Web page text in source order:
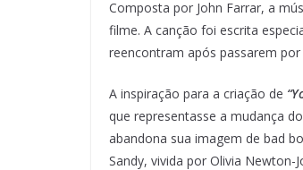
Composta por John Farrar, a
filme. A canção foi escrita
reencontram após passarem
A inspiração para a criação de
que representasse a mudança
abandona sua imagem de bad
Sandy, vivida por Olivia